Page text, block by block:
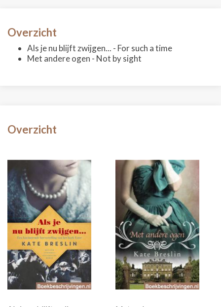
Overzicht
Als je nu blijft zwijgen... - For such a time
Met andere ogen - Not by sight
Overzicht